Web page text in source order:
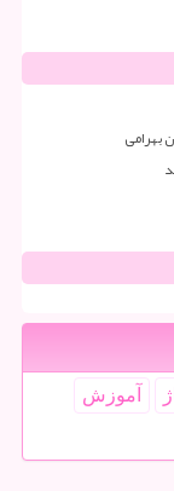
بهرامی
آموزش